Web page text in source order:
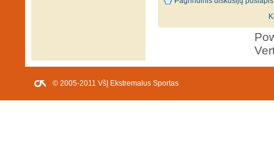
© 2005-2011 VšĮ Ekstremalus Sportas